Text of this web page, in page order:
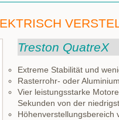
Treston QuatreX
Extreme Stabilität und
Rasterrohr- oder
Vier leistungsstarke
Sekunden von der
Höhenverstellungsbereich